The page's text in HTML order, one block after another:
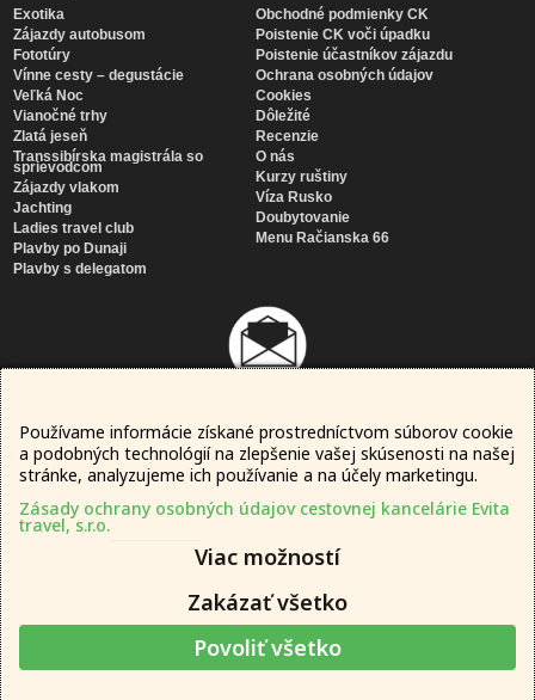
Exotika
Zájazdy autobusom
Fototúry
Vínne cesty – degustácie
Veľká Noc
Vianočné trhy
Zlatá jeseň
Transsibírska magistrála so
sprievodcom
Zájazdy vlakom
Jachting
Ladies travel club
Plavby po Dunaji
Plavby s delegatom
Obchodné podmienky CK
Poistenie CK voči úpadku
Poistenie účastníkov zájazdu
Ochrana osobných údajov
Cookies
Dôležité
Recenzie
O nás
Kurzy ruštiny
Víza Rusko
Doubytovanie
Menu Račianska 66
Newsletter
SÚHLASÍM SOSPRACOVANÍM MOJICH OSOBNÝCH ÚDAJOV
© 2016 – 2026 evita travel, s.r.o.
Používame informácie získané prostredníctvom súborov cookie
a podobných technológií na zlepšenie vašej skúsenosti na našej
stránke, analyzujeme ich používanie a na účely marketingu.
Zásady ochrany osobných údajov cestovnej kancelárie Evita
travel, s.r.o.
Viac možností
Zakázať všetko
Povoliť všetko